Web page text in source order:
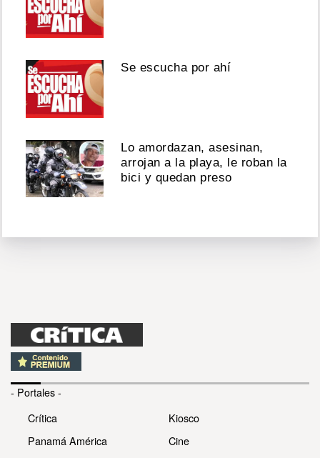
Se escucha por ahí
Lo amordazan, asesinan,
arrojan a la playa, le roban la
bici y quedan preso
- Portales -
Crítica
Panamá América
Kiosco
Cine